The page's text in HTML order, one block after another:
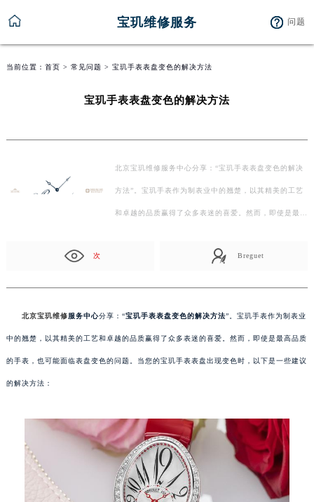
宝玑维修服务 问题
当前位置： 首页 > 常见问题 > 宝玑手表表盘变色的解决方法
宝玑手表表盘变色的解决方法
北京宝玑维修服务中心分享：“宝玑手表表盘变色的解决
方法”。宝玑手表作为制表业中的翘楚，以其精美的工艺
和卓越的品质赢得了众多表迷的喜爱。然而，即使是最…
次 Breguet
北京宝玑维修服务中心分享：“宝玑手表表盘变色的解决方法”。宝玑手表作为制表业
中的翘楚，以其精美的工艺和卓越的品质赢得了众多表迷的喜爱。然而，即使是最高品质
的手表，也可能面临表盘变色的问题。当您的宝玑手表表盘出现变色时，以下是一些建议
的解决方法：